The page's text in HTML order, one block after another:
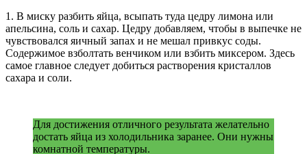
1. В миску разбить яйца, всыпать туда цедру лимона или
апельсина, соль и сахар. Цедру добавляем, чтобы в выпечке не
чувствовался яичный запах и не мешал привкус соды.
Содержимое взболтать венчиком или взбить миксером. Здесь
самое главное следует добиться растворения кристаллов
сахара и соли.
Для достижения отличного результата желательно
достать яйца из холодильника заранее. Они нужны
комнатной температуры.